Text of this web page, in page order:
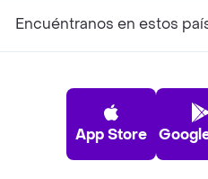
Encuéntranos en estos
App Store